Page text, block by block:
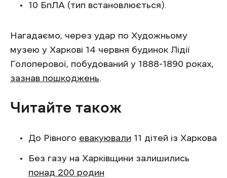
10 БпЛА (тип встановлюється).
Нагадаємо, через удар по Художньому
музею у Харкові 14 червня будинок Лідії
Голоперової, побудований у 1888-1890 роках,
зазнав пошкоджень.
Читайте також
До Рівного евакуювали 11 дітей із Харкова
Без газу на Харківщини залишились
понад 200 родин